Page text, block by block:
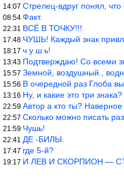
14:07 Стрелец-вдруг понял, что
08:54 Факт.
22:31 ВСЁ В ТОЧКУ!!!
17:48 ЧУШЬ! Каждый знак
18:17 ч у ш ь!
13:43 Подтверждаю! Со всеми
15:57 Земной, воздушный.,
15:56 В очередной раз Глоба
13:16 Ну, и какие это три знака?
22:59 Автор а кто ты? Наверное
22:57 Сколько можно писать
21:59 Чушь!
22:41 ДЕ -БИЛЫ.
17:47 где 5-й?
19:17 И ЛЕВ И СКОРПИОН —